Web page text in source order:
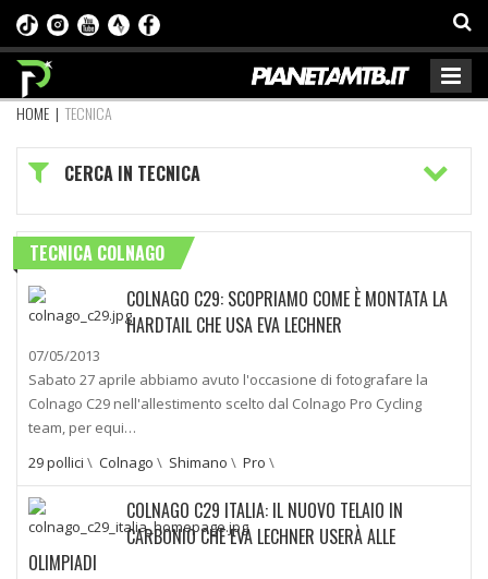
HOME | TECNICA
CERCA IN TECNICA
TECNICA COLNAGO
COLNAGO C29: SCOPRIAMO COME È MONTATA LA
HARDTAIL CHE USA EVA LECHNER
07/05/2013
Sabato 27 aprile abbiamo avuto l'occasione di fotografare la
Colnago C29 nell'allestimento scelto dal Colnago Pro Cycling
team, per equi…
29 pollici \ Colnago \ Shimano \ Pro \
COLNAGO C29 ITALIA: IL NUOVO TELAIO IN
CARBONIO CHE EVA LECHNER USERÀ ALLE
OLIMPIADI